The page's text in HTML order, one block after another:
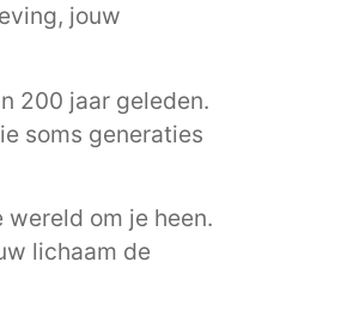
jouw
200 jaar geleden.
soms generaties
om je heen.
lichaam de